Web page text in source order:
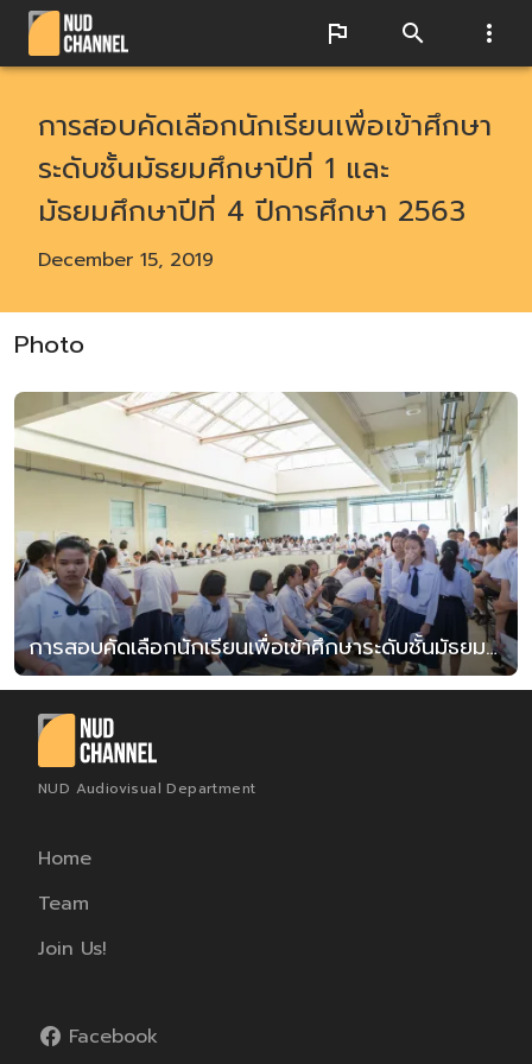
การสอบคัดเลือกนักเรียนเพื่อเข้าศึกษา
ระดับชั้นมัธยมศึกษาปีที่ 1 และ
มัธยมศึกษาปีที่ 4 ปีการศึกษา 2563
December 15, 2019
Photo
การสอบคัดเลือกนักเรียนเพื่อเข้าศึกษาระดับชั้นมัธยมศึกษาปีที่ 1 และมัธยมศึกษาปีที่ 4 ปีการศึกษา 2563
NUD Audiovisual Department
Home
Team
Join Us!
Facebook